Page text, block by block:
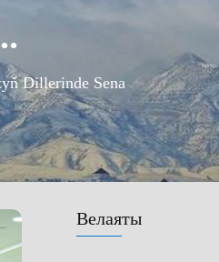
Dillerinde Sena
Велаяты